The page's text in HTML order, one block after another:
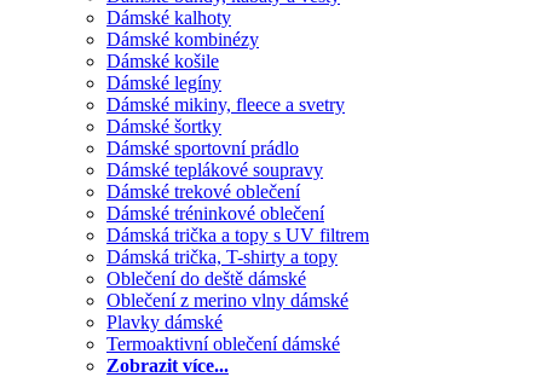
Dámské kalhoty
Dámské kombinézy
Dámské košile
Dámské legíny
Dámské mikiny, fleece a svetry
Dámské šortky
Dámské sportovní prádlo
Dámské teplákové soupravy
Dámské trekové oblečení
Dámské tréninkové oblečení
Dámská trička a topy s UV filtrem
Dámská trička, T-shirty a topy
Oblečení do deště dámské
Oblečení z merino vlny dámské
Plavky dámské
Termoaktivní oblečení dámské
Zobrazit více...